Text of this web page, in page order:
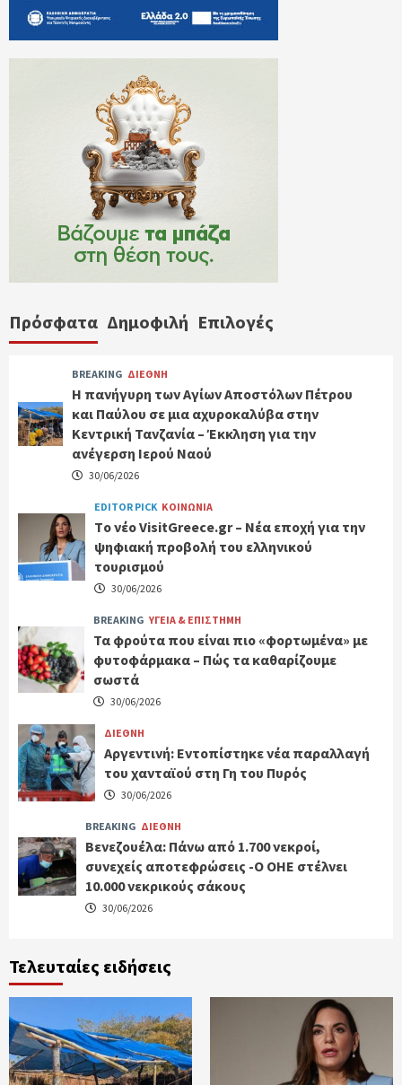
Πρόσφατα Δημοφιλή Επιλογές
BREAKING ΔΙΕΘΝΗ
Η πανήγυρη των Αγίων Αποστόλων Πέτρου
και Παύλου σε μια αχυροκαλύβα στην
Κεντρική Τανζανία – Έκκληση για την
ανέγερση Ιερού Ναού
30/06/2026
EDITOR PICK ΚΟΙΝΩΝΙΑ
Tο νέο VisitGreece.gr – Νέα εποχή για την
ψηφιακή προβολή του ελληνικού
τουρισμού
30/06/2026
BREAKING ΥΓΕΙΑ & ΕΠΙΣΤΗΜΗ
Τα φρούτα που είναι πιο «φορτωμένα» με
φυτοφάρμακα – Πώς τα καθαρίζουμε
σωστά
30/06/2026
ΔΙΕΘΝΗ
Αργεντινή: Εντοπίστηκε νέα παραλλαγή
του χανταϊού στη Γη του Πυρός
30/06/2026
BREAKING ΔΙΕΘΝΗ
Βενεζουέλα: Πάνω από 1.700 νεκροί,
συνεχείς αποτεφρώσεις -Ο ΟΗΕ στέλνει
10.000 νεκρικούς σάκους
30/06/2026
Τελευταίες ειδήσεις